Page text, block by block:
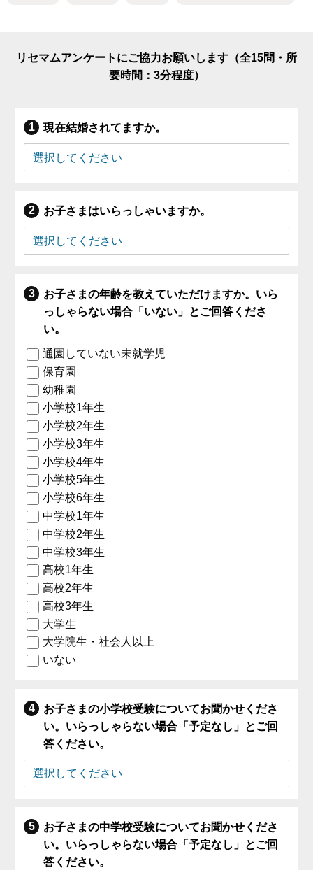
リセマムアンケートにご協力お願いします（全15問・所
要時間：3分程度）
現在結婚されてますか。
お子さまはいらっしゃいますか。
お子さまの年齢を教えていただけますか。いら
っしゃらない場合「いない」とご回答くださ
い。
通園していない未就学児
保育園
幼稚園
小学校1年生
小学校2年生
小学校3年生
小学校4年生
小学校5年生
小学校6年生
中学校1年生
中学校2年生
中学校3年生
高校1年生
高校2年生
高校3年生
大学生
大学院生・社会人以上
いない
お子さまの小学校受験についてお聞かせくださ
い。いらっしゃらない場合「予定なし」とご回
答ください。
お子さまの中学校受験についてお聞かせくださ
い。いらっしゃらない場合「予定なし」とご回
答ください。